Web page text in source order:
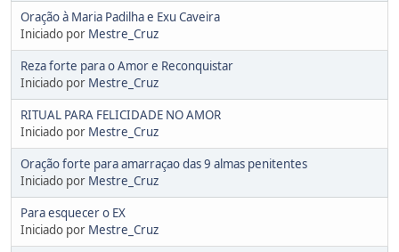
Oração à Maria Padilha e Exu Caveira
Iniciado por Mestre_Cruz
Reza forte para o Amor e Reconquistar
Iniciado por Mestre_Cruz
RITUAL PARA FELICIDADE NO AMOR
Iniciado por Mestre_Cruz
Oração forte para amarraçao das 9 almas penitentes
Iniciado por Mestre_Cruz
Para esquecer o EX
Iniciado por Mestre_Cruz